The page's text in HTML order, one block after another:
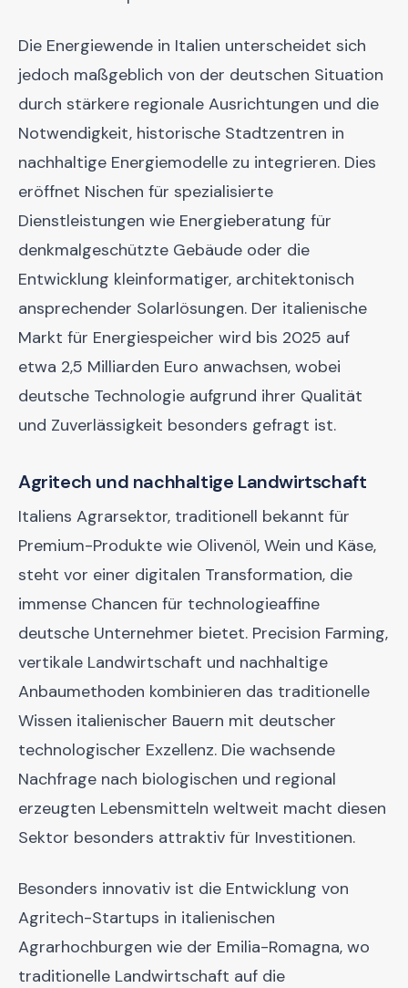
Die Energiewende in Italien unterscheidet sich
jedoch maßgeblich von der deutschen Situation
durch stärkere regionale Ausrichtungen und die
Notwendigkeit, historische Stadtzentren in
nachhaltige Energiemodelle zu integrieren. Dies
eröffnet Nischen für spezialisierte
Dienstleistungen wie Energieberatung für
denkmalgeschützte Gebäude oder die
Entwicklung kleinformatiger, architektonisch
ansprechender Solarlösungen. Der italienische
Markt für Energiespeicher wird bis 2025 auf
etwa 2,5 Milliarden Euro anwachsen, wobei
deutsche Technologie aufgrund ihrer Qualität
und Zuverlässigkeit besonders gefragt ist.
Agritech und nachhaltige Landwirtschaft
Italiens Agrarsektor, traditionell bekannt für
Premium-Produkte wie Olivenöl, Wein und Käse,
steht vor einer digitalen Transformation, die
immense Chancen für technologieaffine
deutsche Unternehmer bietet. Precision Farming,
vertikale Landwirtschaft und nachhaltige
Anbaumethoden kombinieren das traditionelle
Wissen italienischer Bauern mit deutscher
technologischer Exzellenz. Die wachsende
Nachfrage nach biologischen und regional
erzeugten Lebensmitteln weltweit macht diesen
Sektor besonders attraktiv für Investitionen.
Besonders innovativ ist die Entwicklung von
Agritech-Startups in italienischen
Agrarhochburgen wie der Emilia-Romagna, wo
traditionelle Landwirtschaft auf die